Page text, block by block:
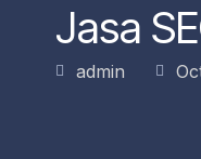
Jasa
admin